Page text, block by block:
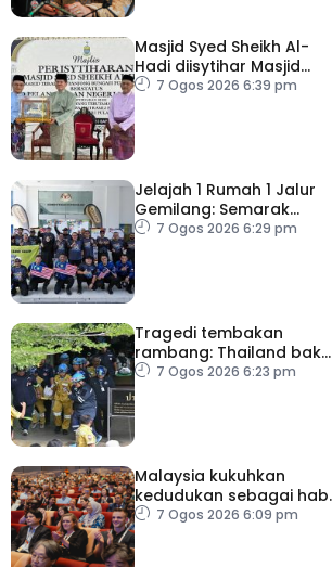
Masjid Syed Sheikh Al-
Hadi diisytihar Masjid
Pelancongan Negeri
7 Ogos 2026 6:39 pm
Jelajah 1 Rumah 1 Jalur
Gemilang: Semarak
semangat patriotisme
7 Ogos 2026 6:29 pm
Tragedi tembakan
rambang: Thailand bakal
umum pelan tindakan
7 Ogos 2026 6:23 pm
Malaysia kukuhkan
kedudukan sebagai hab
acara perniagaan
7 Ogos 2026 6:09 pm